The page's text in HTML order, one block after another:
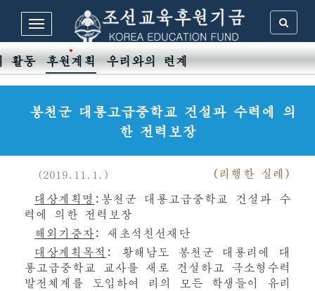
활동 후원계획 우리와의 련계
봉천군 대룡고급중학교 건설과 수력에 의
한 전력보장
(2019.11.1.) ( 리행한 실례 )
대상계획명 :봉천군 대룡고급중학교 건설과 수
력에 의한 전력보장
해외기증자 : 새초석친선재단
대상계획목적 : 황해남도 봉천군 대룡리에 대
룡고급중학교 교사를 새로 건설하고 극소형수력
발전체계를 도입하여 리의 모든 학생들이 유리